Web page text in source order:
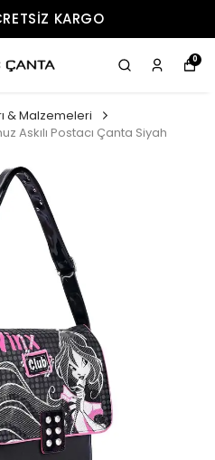
KARGO
0
& Malzemeleri
Askılı Postacı Çanta Siyah